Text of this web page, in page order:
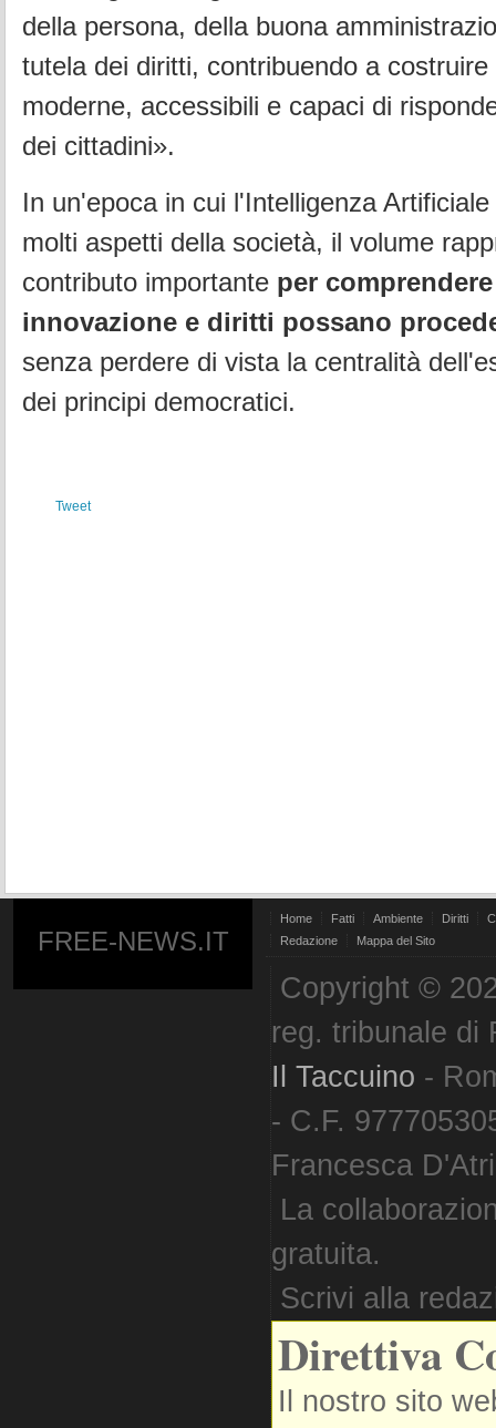
della persona, della buona
tutela dei diritti, contribuendo a
moderne, accessibili e capaci di
dei cittadini».
In un'epoca in cui l'Intelligenza
molti aspetti della società, il volume
contributo importante per
innovazione e diritti possano
senza perdere di vista la centralità
dei principi democratici.
Tweet
FREE-NEWS.IT
Home Fatti Ambiente Diritti
Redazione
Mappa del Sito
Copyright ©
reg. tribunale di
Il Taccuino -
- C.F.
Francesca
La
gratuita.
Scrivi alla
Direttiva
Il nostro sito